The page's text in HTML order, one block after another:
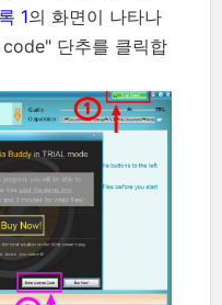
1의 화면이 나타나
단추를 클릭합